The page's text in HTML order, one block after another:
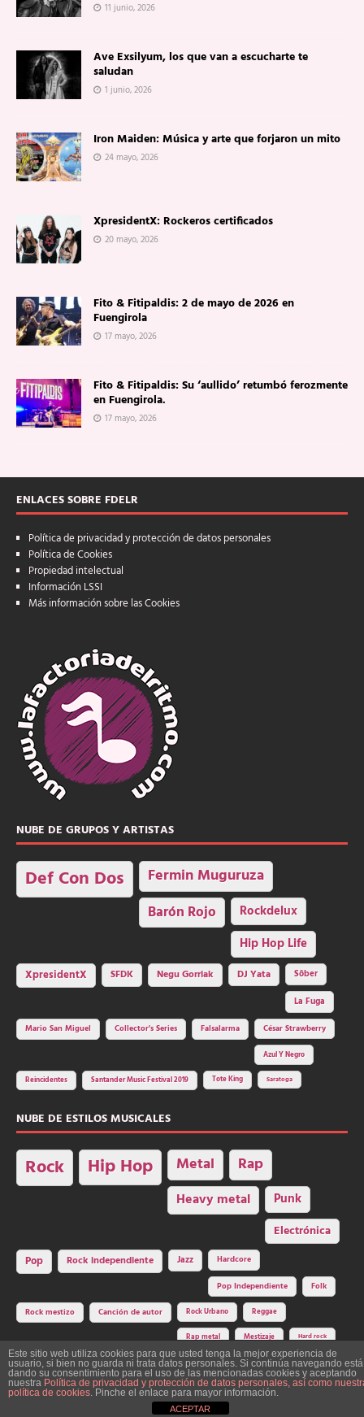
11 junio, 2026
Ave Exsilyum, los que van a escucharte te
saludan
1 junio, 2026
Iron Maiden: Música y arte que forjaron un mito
24 mayo, 2026
XpresidentX: Rockeros certificados
20 mayo, 2026
Fito & Fitipaldis: 2 de mayo de 2026 en
Fuengirola
17 mayo, 2026
Fito & Fitipaldis: Su ‘aullido’ retumbó ferozmente
en Fuengirola.
17 mayo, 2026
ENLACES SOBRE FDELR
Política de privacidad y protección de datos personales
Política de Cookies
Propiedad intelectual
Información LSSI
Más información sobre las Cookies
NUBE DE GRUPOS Y ARTISTAS
Def Con Dos Fermin Muguruza
Barón Rojo Rockdelux
Hip Hop Life
XpresidentX SFDK Negu Gorriak DJ Yata
Sôber
La Fuga
Mario San Miguel
Collector's Series Falsalarma César Strawberry
Azul Y Negro
Reincidentes Santander Music Festival 2019 Tote King Saratoga
NUBE DE ESTILOS MUSICALES
Rock Hip Hop Metal Rap
Heavy metal Punk
Electrónica
Pop Rock independiente Jazz Hardcore
Pop Independiente Folk
Rock mestizo Canción de autor Rock Urbano Reggae
Rap metal Mestizaje Hard rock
Construcción y diseño: La Factoría del Ritmo Art Studio. Edita: Asociación
Cultural Y Dale Ritmo!
Este sitio web utiliza cookies para que usted tenga la mejor experiencia de
usuario, si bien no guarda ni trata datos personales. Si continúa navegando está
dando su consentimiento para el uso de las mencionadas cookies y aceptando
nuestra Política de privacidad y protección de datos personales, así como
política de cookies. Pinche el enlace para mayor información.
ACEPTAR